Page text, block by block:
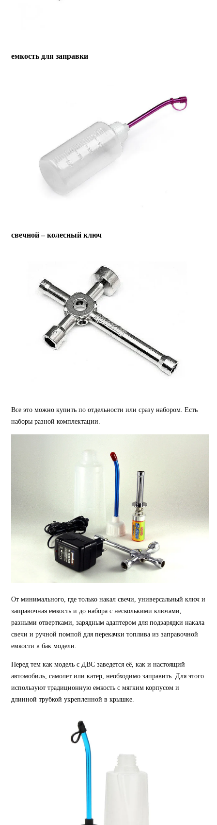
емкость для заправки
свечной – колесный ключ
Все это можно купить по отдельности или сразу набором. Есть
наборы разной комплектации.
От минимального, где только накал свечи, универсальный ключ и
заправочная емкость и до набора с несколькими ключами,
разными отвертками, зарядным адаптером для подзарядки накала
свечи и ручной помпой для перекачки топлива из заправочной
емкости в бак модели.
Перед тем как модель с ДВС заведется её, как и настоящий
автомобиль, самолет или катер, необходимо заправить. Для этого
используют традиционную емкость с мягким корпусом и
длинной трубкой укрепленной в крышке.